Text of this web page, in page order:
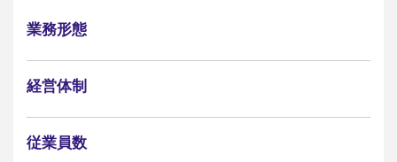
業務形態
経営体制
従業員数